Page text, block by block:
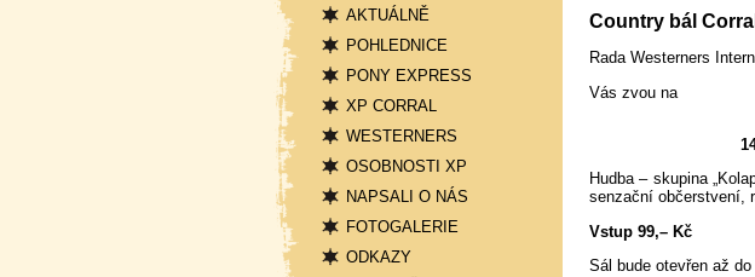
AKTUÁLNĚ
POHLEDNICE
PONY EXPRESS
XP CORRAL
WESTERNERS
OSOBNOSTI XP
NAPSALI O NÁS
FOTOGALERIE
ODKAZY
Country bál
Rada Westerners
Vás zvou na
Hudba – skupina
senzační občerstvení,
Vstup 99,– Kč
Sál bude otevřen až